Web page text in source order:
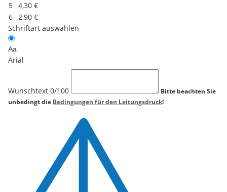
5 4,30 €
6 2,90 €
Schriftart auswählen
Aa
Arial
Wunschtext 0/100
Bitte beachten Sie
unbedingt die Bedingungen für den Leitungsdruck!